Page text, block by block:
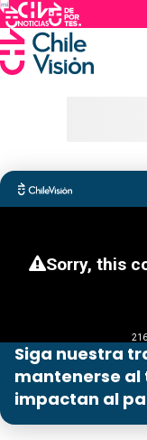
Siga nuestra
mantenerse al
impactan al